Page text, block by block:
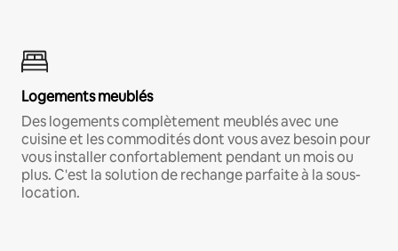
Logements meublés
Des logements complètement meublés avec une
cuisine et les commodités dont vous avez besoin pour
vous installer confortablement pendant un mois ou
plus. C'est la solution de rechange parfaite à la sous-
location.